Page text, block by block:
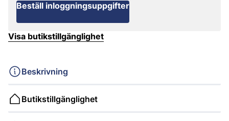
Beställ inloggningsuppgifter
Visa butikstillgänglighet
Beskrivning
Butikstillgänglighet